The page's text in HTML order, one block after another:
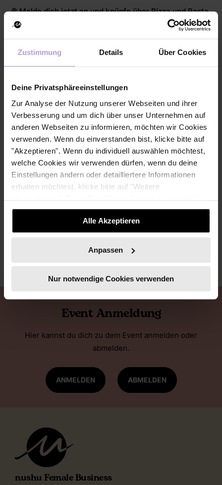
Zustimmung Details Über Cookies
Deine Privatsphäreeinstellungen
Zur Analyse der Nutzung unserer Webseiten und ihrer
Verbesserung und um dich über unser Unternehmen auf
anderen Webseiten zu informieren, möchten wir Cookies
verwenden. Wenn du einverstanden bist, klicke bitte auf
"Akzeptieren". Wenn du individuell auswählen möchtest,
welche Cookies wir verwenden dürfen, wenn du deine
Einstellungen ändern oder detailliertere Informationen
erhalten möchtest, klicke bitte auf "Weitere
Informationen". Deine Einwilligung kannst du jederzeit
widerrufen.
Alle Akzeptieren
Anpassen
Nur notwendige Cookies verwenden
🍕 Melde dich jetzt an und knüpfe über Pizza und Pasta
wertvolle Kontakte!
In Kooperation mit
Event Anmeldung
Hier kannst du dich zu dem Event anmelden oder
abmelden.
ANMELDEN ABMELDEN
nushu Female Business